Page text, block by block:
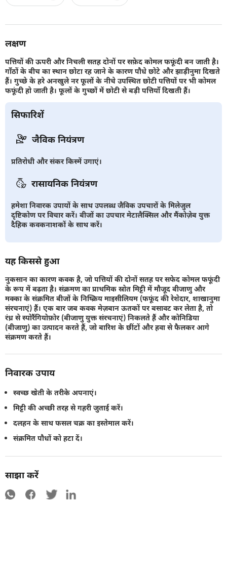
लक्षण
पत्तियों की ऊपरी और निचली सतह दोनों पर सफ़ेद कोमल फफूंदी बन जाती है।
गाँठों के बीच का स्थान छोटा रह जाने के कारण पौधे छोटे और झाड़ीनुमा दिखते
हैं। गुच्छे के हरे अनखुले नर फूलों के नीचे उपस्थित छोटी पत्तियों पर भी कोमल
फफूंदी हो जाती है। फूलों के गुच्छों में छोटी से बड़ी पत्तियाँ दिखती हैं।
सिफारिशें
जैविक नियंत्रण
प्रतिरोधी और संकर किस्में उगाएं।
रासायनिक नियंत्रण
हमेशा निवारक उपायों के साथ उपलब्ध जैविक उपचारों के मिलेजुल
दृष्टिकोण पर विचार करें। बीजों का उपचार मेटालैक्सिल और मैंकोज़ेब युक्त
दैहिक कवकनाशकों के साथ करें।
यह किससे हुआ
नुकसान का कारण कवक है, जो पत्तियों की दोनों सतह पर सफेद कोमल फफूंदी
के रूप में बढ़ता है। संक्रमण का प्राथमिक स्रोत मिट्टी में मौजूद बीजाणु और
मक्का के संक्रमित बीजों के निष्क्रिय माइसीलियम (फफूंद की रेशेदार, शाखानुमा
संरचनाएं) हैं। एक बार जब कवक मेज़बान ऊतकों पर बसावट कर लेता है, तो
रंध्र से स्पोरैंगियोफ़ोर (बीजाणु युक्त संरचनाएं) निकलते हैं और कोनिडिया
(बीजाणु) का उत्पादन करते हैं, जो बारिश के छींटों और हवा से फैलकर आगे
संक्रमण करते हैं।
निवारक उपाय
स्वच्छ खेती के तरीके अपनाएं।
मिट्टी की अच्छी तरह से गहरी जुताई करें।
दलहन के साथ फसल चक्र का इस्तेमाल करें।
संक्रमित पौधों को हटा दें।
साझा करें